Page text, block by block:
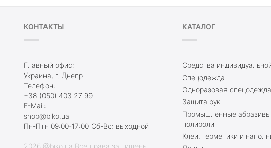
КОНТАКТЫ
Главный офис:
Украина, г. Днепр
Телефон:
+38 (050) 403 27 99
E-Mail:
shop@biko.ua
Пн-Птн 09:00-17:00 Сб-Вс: выходной
2026 @biko.ua Все права защищены
КАТАЛОГ
Средства
Спецодежда
Одноразовая спецодежда
Защита рук
Промышленные
полироли
Клеи, герметики и